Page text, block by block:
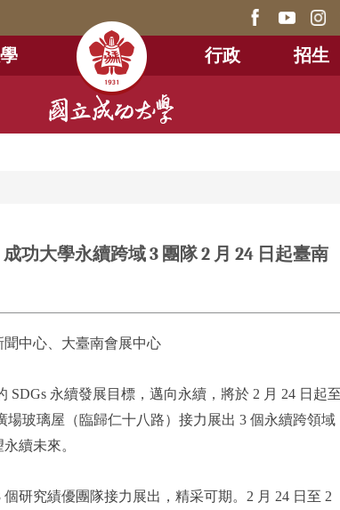
行政 招生
功大學永續跨域 3 團隊 2 月 24 日起臺南
中心、大臺南會展中心
SDGs 永續發展目標，邁向永續，將於 2 月 24 日起至
玻璃屋（臨歸仁十八路）接力展出 3 個永續跨領域
續未來。
研究績優團隊接力展出，精采可期。2 月 24 日至 2